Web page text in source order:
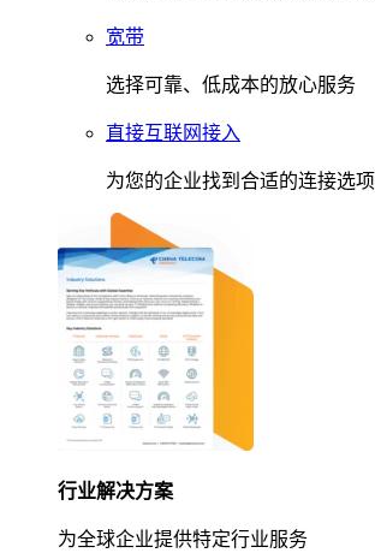
宽带
选择可靠、低成本的放心服务
直接互联网接入
为您的企业找到合适的连接选项
行业解决方案
为全球企业提供特定行业服务